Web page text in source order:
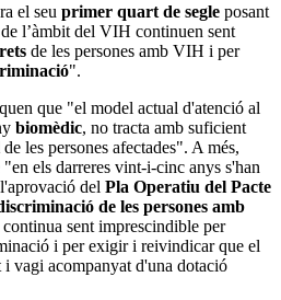
el seu primer quart de segle posant
de l’àmbit del VIH continuen sent
de les persones amb VIH i per
".
que "el model actual d'atenció al
biomèdic, no tracta amb suficient
de les persones afectades". A més,
els darreres vint-i-cinc anys s'han
del Pla Operatiu del Pacte
de les persones amb
continua sent imprescindible per
i per exigir i reivindicar que el
vagi acompanyat d'una dotació